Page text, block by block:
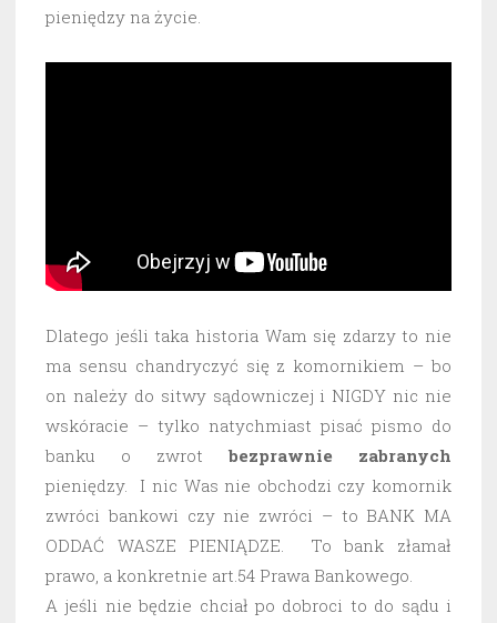
pieniędzy na życie.
Dlatego jeśli taka historia Wam się zdarzy to nie
ma sensu chandryczyć się z komornikiem – bo
on należy do sitwy sądowniczej i NIGDY nic nie
wskóracie – tylko natychmiast pisać pismo do
banku o zwrot bezprawnie
zabranych
pieniędzy. I nic Was nie obchodzi czy komornik
zwróci bankowi czy nie zwróci – to BANK MA
ODDAĆ WASZE PIENIĄDZE. To bank złamał
prawo, a konkretnie art.54 Prawa Bankowego.
A jeśli nie będzie chciał po dobroci to do sądu i